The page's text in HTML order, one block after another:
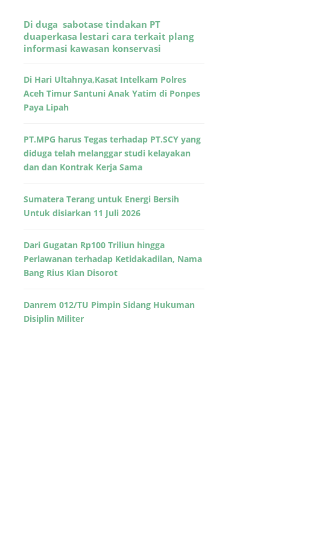
Di duga sabotase tindakan PT
duaperkasa lestari cara terkait plang
informasi kawasan konservasi
Di Hari Ultahnya,Kasat Intelkam Polres
Aceh Timur Santuni Anak Yatim di Ponpes
Paya Lipah
PT.MPG harus Tegas terhadap PT.SCY yang
diduga telah melanggar studi kelayakan
dan dan Kontrak Kerja Sama
Sumatera Terang untuk Energi Bersih
Untuk disiarkan 11 Juli 2026
Dari Gugatan Rp100 Triliun hingga
Perlawanan terhadap Ketidakadilan, Nama
Bang Rius Kian Disorot
Danrem 012/TU Pimpin Sidang Hukuman
Disiplin Militer